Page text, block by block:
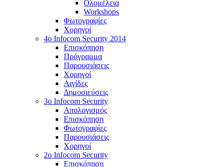
Ολομέλεια
Workshops
Φωτογραφίες
Χορηγοί
4ο Infocom Security 2014
Επισκόπηση
Πρόγραμμα
Παρουσιάσεις
Χορηγοί
Αιγίδες
Δημοσιεύσεις
3o Infocom Security
Απολογισμός
Επισκόπηση
Φωτογραφίες
Παρουσιάσεις
Χορηγοί
2o Infocom Security
Επισκόπηση